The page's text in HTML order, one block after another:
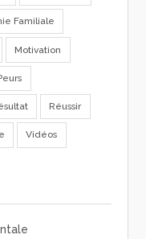
Familiale
Motivation
Réussir
Vidéos